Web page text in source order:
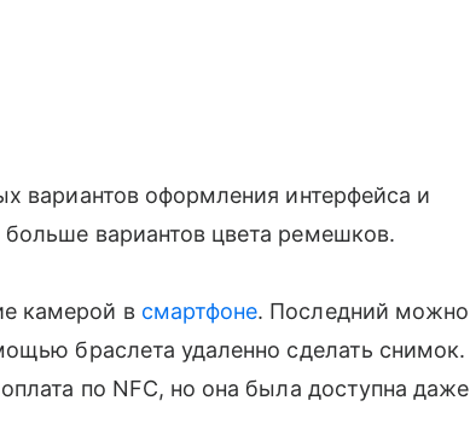
вариантов оформления интерфейса и
вариантов цвета ремешков.
камерой в смартфоне. Последний можно
браслета удаленно сделать снимок.
по NFC, но она была доступна даже